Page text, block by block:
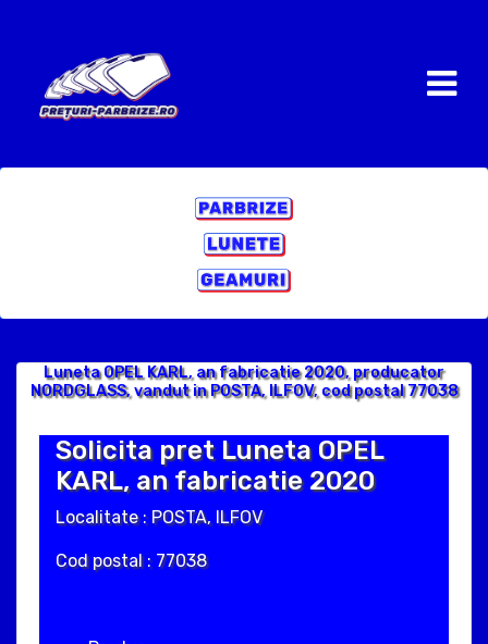
Luneta OPEL KARL, an fabricatie 2020, producator
NORDGLASS, vandut in POSTA, ILFOV, cod postal 77038
Solicita pret Luneta OPEL
KARL, an fabricatie 2020
Localitate : POSTA, ILFOV
Cod postal : 77038